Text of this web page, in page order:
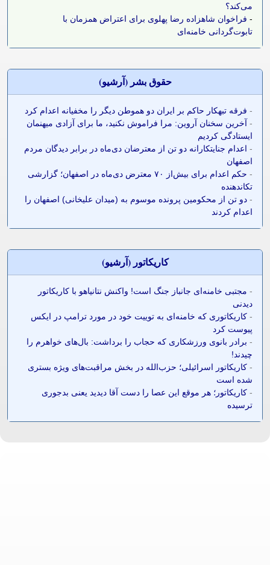
می‌کند؟
- فراخوان شاهزاده رضا پهلوی برای اعتراض همزمان با
تابوت‌گردانی خامنه‌ای
حقوق بشر (آرشيو)
- فرقه تبهکار حاکم بر ایران دو هموطن دیگر را مخفیانه اعدام کرد
- آخرین سخنان آروین: مرا فراموش نکنید، ما برای آزادی میهنمان
ایستادگی کردیم
- اعدام جنایتکارانه دو تن از معترضان دی‌ماه در برابر دیدگان مردم
اصفهان
-
حکم اعدام برای بیش‌از ۷۰ معترض دی‌ماه در اصفهان؛ گزارشی
تکاندهنده
- دو تن از محکومین پرونده موسوم به (میدان علیخانی) اصفهان را
اعدام کردند
کاريکاتور (آرشيو)
- مجتبی خامنه‌ای جانباز جنگ است! واکنش نتانیاهو با کاریکاتور
دیدنی
- کاریکاتوری که خامنه‌ای به توییت خود در مورد ترامپ در ایکس
پیوست کرد
- برادر بانوی ورزشکاری که حجاب را برداشت: بال‌های خواهرم را
چیدند!
- کاریکاتور اسرائیلی؛ حزب‌الله در بخش مراقبت‌های ویژه بستری
شده است
- کاریکاتور؛ هر موقع این عصا را دست آقا دیدید یعنی بدجوری
ترسیده